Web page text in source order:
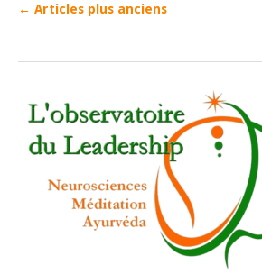
← Articles plus anciens